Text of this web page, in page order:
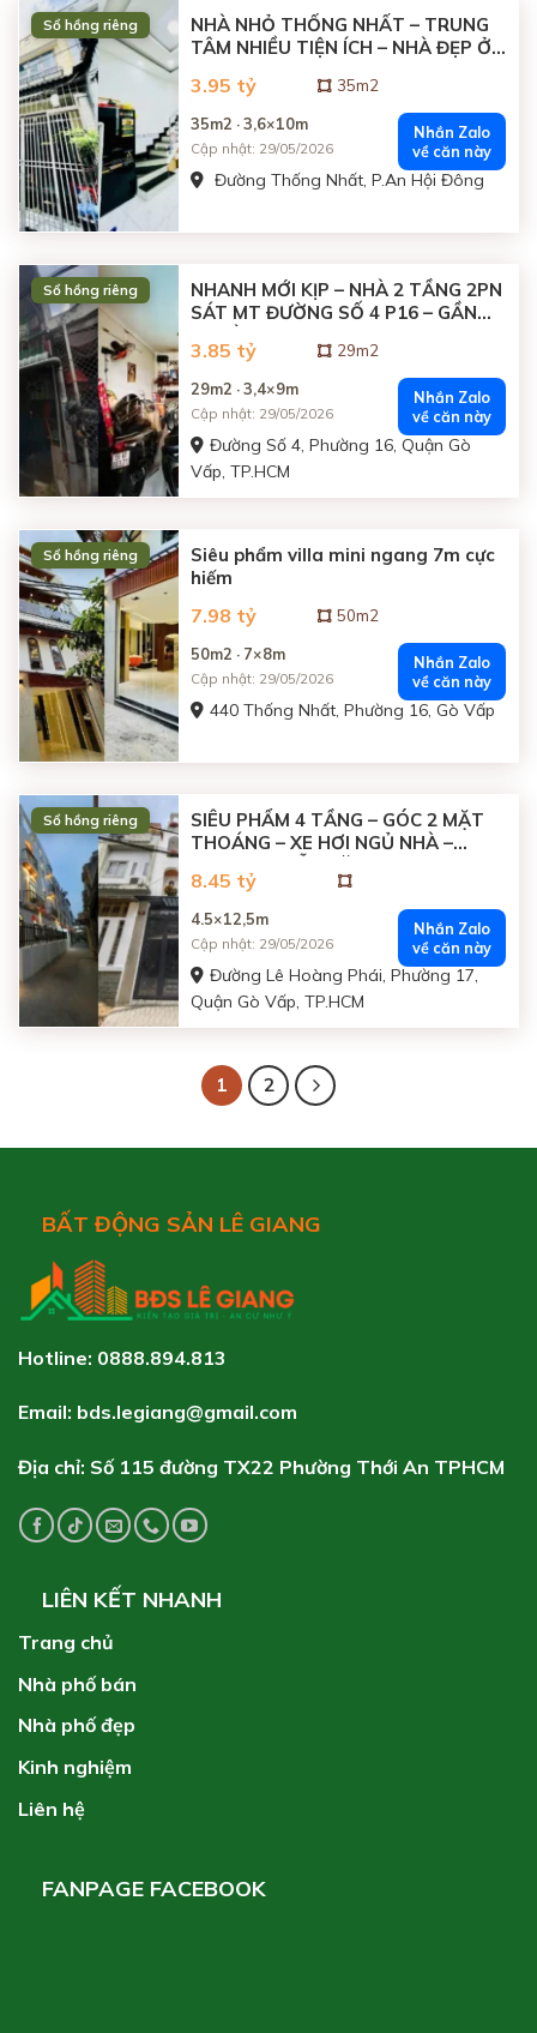
Sổ hồng riêng
NHÀ NHỎ THỐNG NHẤT – TRUNG
TÂM NHIỀU TIỆN ÍCH – NHÀ ĐẸP Ở
3.95 tỷ
35m2
35m2 · 3,6×10m
Cập nhật: 29/05/2026
Nhắn Zalo
về căn này
Đường Thống Nhất, P.An Hội Đông
Sổ hồng riêng
NHANH MỚI KỊP – NHÀ 2 TẦNG 2PN
SÁT MT ĐƯỜNG SỐ 4 P16 – GẦN
3.85 tỷ
29m2
29m2 · 3,4×9m
Cập nhật: 29/05/2026
Nhắn Zalo
về căn này
Đường Số 4, Phường 16, Quận Gò
Vấp, TP.HCM
Sổ hồng riêng
Siêu phẩm villa mini ngang 7m cực
hiếm
7.98 tỷ
50m2
50m2 · 7×8m
Cập nhật: 29/05/2026
Nhắn Zalo
về căn này
440 Thống Nhất, Phường 16, Gò Vấp
Sổ hồng riêng
SIÊU PHẨM 4 TẦNG – GÓC 2 MẶT
THOÁNG – XE HƠI NGỦ NHÀ –
NGUYỄN OANH, GÒ VẤP
8.45 tỷ
4.5×12,5m
Cập nhật: 29/05/2026
Nhắn Zalo
về căn này
Đường Lê Hoàng Phái, Phường 17,
Quận Gò Vấp, TP.HCM
1 2
BẤT ĐỘNG SẢN LÊ GIANG
Hotline: 0888.894.813
Email: bds.legiang@gmail.com
Địa chỉ: Số 115 đường TX22 Phường Thới An TPHCM
LIÊN KẾT NHANH
Trang chủ
Nhà phố bán
Nhà phố đẹp
Kinh nghiệm
Liên hệ
FANPAGE FACEBOOK